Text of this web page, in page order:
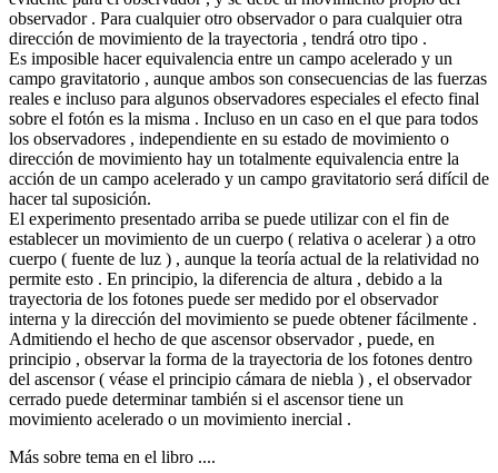
observador . Para cualquier otro observador o para cualquier otra
dirección de movimiento de la trayectoria , tendrá otro tipo .
Es imposible hacer equivalencia entre un campo acelerado y un
campo gravitatorio , aunque ambos son consecuencias de las fuerzas
reales e incluso para algunos observadores especiales el efecto final
sobre el fotón es la misma . Incluso en un caso en el que para todos
los observadores , independiente en su estado de movimiento o
dirección de movimiento hay un totalmente equivalencia entre la
acción de un campo acelerado y un campo gravitatorio será difícil de
hacer tal suposición.
El experimento presentado arriba se puede utilizar con el fin de
establecer un movimiento de un cuerpo ( relativa o acelerar ) a otro
cuerpo ( fuente de luz ) , aunque la teoría actual de la relatividad no
permite esto . En principio, la diferencia de altura , debido a la
trayectoria de los fotones puede ser medido por el observador
interna y la dirección del movimiento se puede obtener fácilmente .
Admitiendo el hecho de que ascensor observador , puede, en
principio , observar la forma de la trayectoria de los fotones dentro
del ascensor ( véase el principio cámara de niebla ) , el observador
cerrado puede determinar también si el ascensor tiene un
movimiento acelerado o un movimiento inercial .
Más sobre tema en el libro ....